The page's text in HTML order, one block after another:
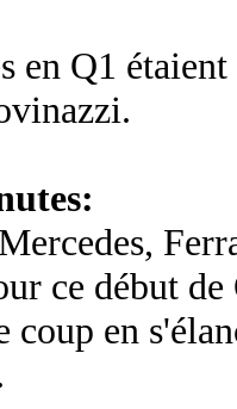
en Q1
ce début
coup en